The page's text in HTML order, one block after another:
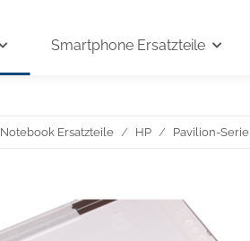
Smartphone Ersatzteile
Notebook Ersatzteile HP Pavilion-Serie